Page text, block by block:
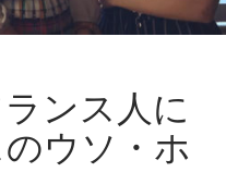
ンス人に
ウソ・ホ